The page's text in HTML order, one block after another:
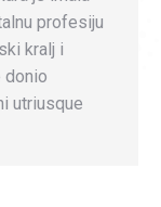
profesiju
kralj i
donio
utriusque